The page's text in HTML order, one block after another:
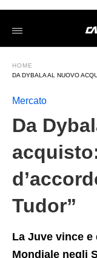
/2025/06/19/da-
al-
acquisto-
ha-
daccordo-
tudor/amp/
HOME
DA DYBALA AL NUOVO
Mercato
Da
Tudor”
La Juve vince e
Mondiale negli